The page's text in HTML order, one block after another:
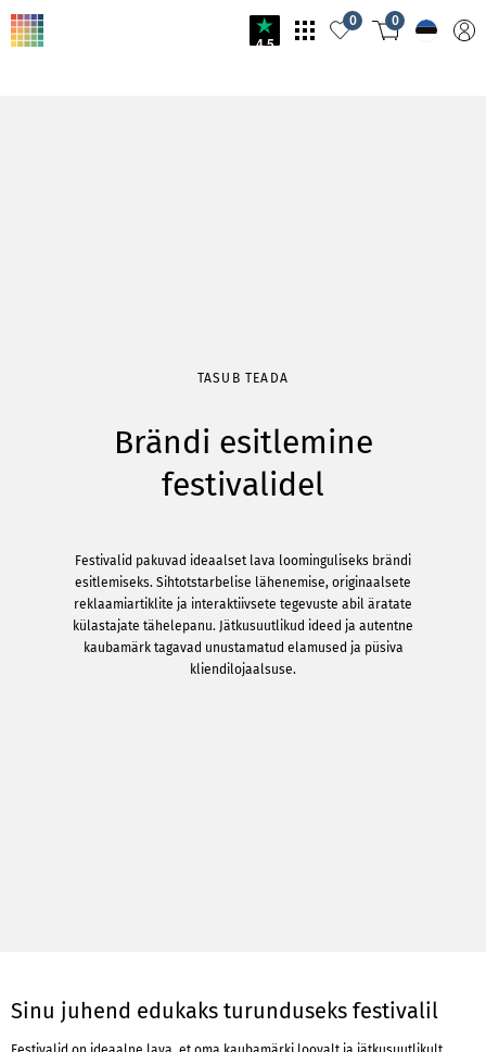
4.5
0 0
TASUB TEADA
Brändi esitlemine
festivalidel
Festivalid pakuvad ideaalset lava loominguliseks brändi
esitlemiseks. Sihtotstarbelise lähenemise, originaalsete
reklaamiartiklite ja interaktiivsete tegevuste abil äratate
külastajate tähelepanu. Jätkusuutlikud ideed ja autentne
kaubamärk tagavad unustamatud elamused ja püsiva
kliendilojaalsuse.
Sinu juhend edukaks turunduseks festivalil